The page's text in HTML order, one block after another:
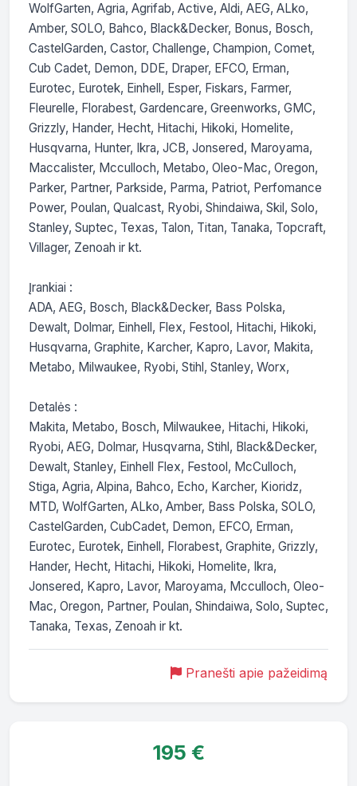
WolfGarten, Agria, Agrifab, Active, Aldi, AEG, ALko,
Amber, SOLO, Bahco, Black&Decker, Bonus, Bosch,
CastelGarden, Castor, Challenge, Champion, Comet,
Cub Cadet, Demon, DDE, Draper, EFCO, Erman,
Eurotec, Eurotek, Einhell, Esper, Fiskars, Farmer,
Fleurelle, Florabest, Gardencare, Greenworks, GMC,
Grizzly, Hander, Hecht, Hitachi, Hikoki, Homelite,
Husqvarna, Hunter, Ikra, JCB, Jonsered, Maroyama,
Maccalister, Mcculloch, Metabo, Oleo-Mac, Oregon,
Parker, Partner, Parkside, Parma, Patriot, Perfomance
Power, Poulan, Qualcast, Ryobi, Shindaiwa, Skil, Solo,
Stanley, Suptec, Texas, Talon, Titan, Tanaka, Topcraft,
Villager, Zenoah ir kt.
Įrankiai :
ADA, AEG, Bosch, Black&Decker, Bass Polska,
Dewalt, Dolmar, Einhell, Flex, Festool, Hitachi, Hikoki,
Husqvarna, Graphite, Karcher, Kapro, Lavor, Makita,
Metabo, Milwaukee, Ryobi, Stihl, Stanley, Worx,
Detalės :
Makita, Metabo, Bosch, Milwaukee, Hitachi, Hikoki,
Ryobi, AEG, Dolmar, Husqvarna, Stihl, Black&Decker,
Dewalt, Stanley, Einhell Flex, Festool, McCulloch,
Stiga, Agria, Alpina, Bahco, Echo, Karcher, Kioridz,
MTD, WolfGarten, ALko, Amber, Bass Polska, SOLO,
CastelGarden, CubCadet, Demon, EFCO, Erman,
Eurotec, Eurotek, Einhell, Florabest, Graphite, Grizzly,
Hander, Hecht, Hitachi, Hikoki, Homelite, Ikra,
Jonsered, Kapro, Lavor, Maroyama, Mcculloch, Oleo-
Mac, Oregon, Partner, Poulan, Shindaiwa, Solo, Suptec,
Tanaka, Texas, Zenoah ir kt.
Pranešti apie pažeidimą
195 €